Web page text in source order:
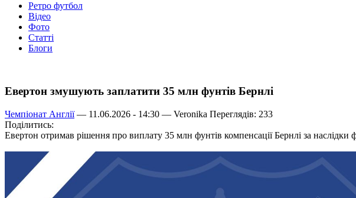
Ретро футбол
Відео
Фото
Статті
Блоги
Евертон змушують заплатити 35 млн фунтів Бернлі
Чемпіонат Англії— 11.06.2026 - 14:30 — Veronika Переглядів: 233
Поділитись:
Евертон отримав рішення про виплату 35 млн фунтів компенсації Бернлі за наслідки